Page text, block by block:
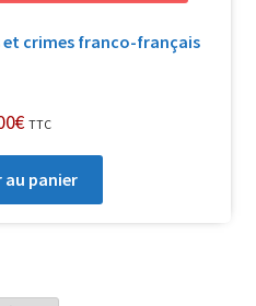
et crimes franco-français
€ TTC
panier